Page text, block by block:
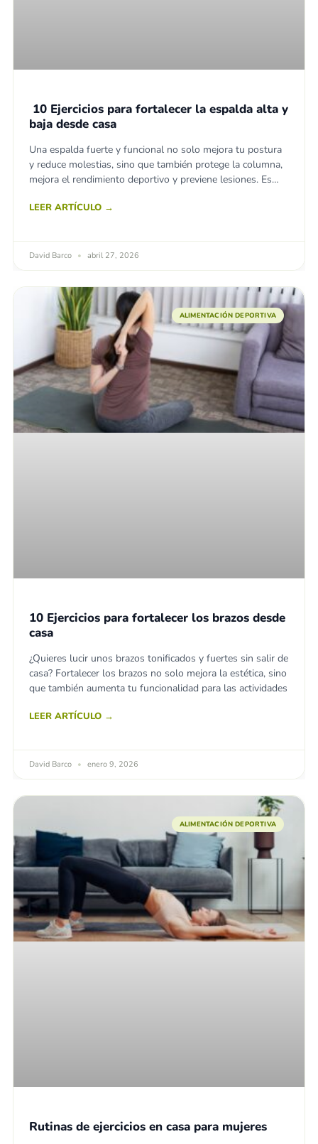
10 Ejercicios para fortalecer la espalda alta y
baja desde casa
Una espalda fuerte y funcional no solo mejora tu postura
y reduce molestias, sino que también protege la columna,
mejora el rendimiento deportivo y previene lesiones. Es
LEER ARTÍCULO →
David Barco abril 27, 2026
ALIMENTACIÓN DEPORTIVA
10 Ejercicios para fortalecer los brazos desde
casa
¿Quieres lucir unos brazos tonificados y fuertes sin salir de
casa? Fortalecer los brazos no solo mejora la estética, sino
que también aumenta tu funcionalidad para las actividades
LEER ARTÍCULO →
David Barco enero 9, 2026
ALIMENTACIÓN DEPORTIVA
Rutinas de ejercicios en casa para mujeres